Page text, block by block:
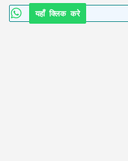
यहाँ क्लिक करे